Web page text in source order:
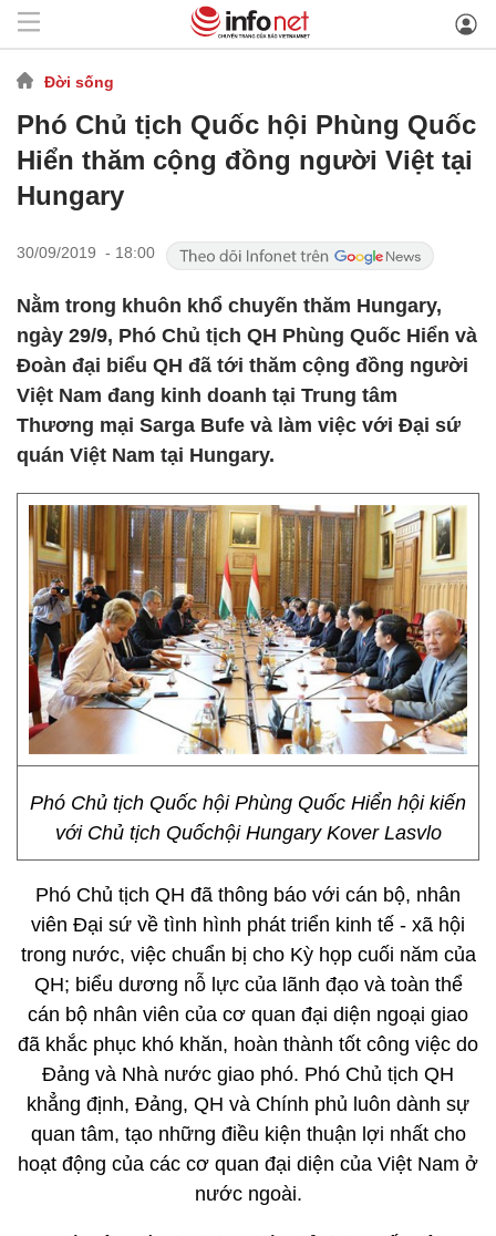
Đời sống
Phó Chủ tịch Quốc hội Phùng Quốc
Hiển thăm cộng đồng người Việt tại
Hungary
30/09/2019 - 18:00
Nằm trong khuôn khổ chuyến thăm Hungary,
ngày 29/9, Phó Chủ tịch QH Phùng Quốc Hiển và
Đoàn đại biểu QH đã tới thăm cộng đồng người
Việt Nam đang kinh doanh tại Trung tâm
Thương mại Sarga Bufe và làm việc với Đại sứ
quán Việt Nam tại Hungary.
Phó Chủ tịch Quốc hội Phùng Quốc Hiển hội kiến
với Chủ tịch Quốchội Hungary Kover Lasvlo
Phó Chủ tịch QH đã thông báo với cán bộ, nhân
viên Đại sứ về tình hình phát triển kinh tế - xã hội
trong nước, việc chuẩn bị cho Kỳ họp cuối năm của
QH; biểu dương nỗ lực của lãnh đạo và toàn thể
cán bộ nhân viên của cơ quan đại diện ngoại giao
đã khắc phục khó khăn, hoàn thành tốt công việc do
Đảng và Nhà nước giao phó. Phó Chủ tịch QH
khẳng định, Đảng, QH và Chính phủ luôn dành sự
quan tâm, tạo những điều kiện thuận lợi nhất cho
hoạt động của các cơ quan đại diện của Việt Nam ở
nước ngoài.